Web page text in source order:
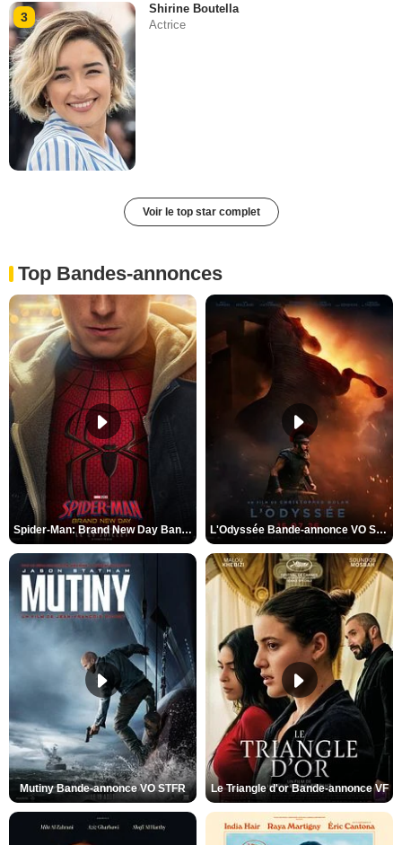
3
Shirine Boutella
Actrice
Voir le top star complet
Top Bandes-annonces
Spider-Man: Brand New Day Bande-annonce VO STFR L'Odyssée Bande-annonce VO STFR
Mutiny Bande-annonce VO STFR Le Triangle d'or Bande-annonce VF